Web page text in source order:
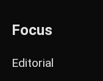
Focus
Editorial